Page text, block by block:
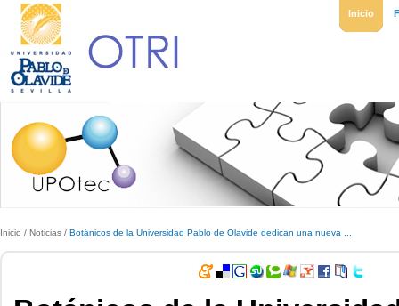
Inicio
Inicio / Noticias / Botánicos de la Universidad Pablo de Olavide dedican una nueva ...